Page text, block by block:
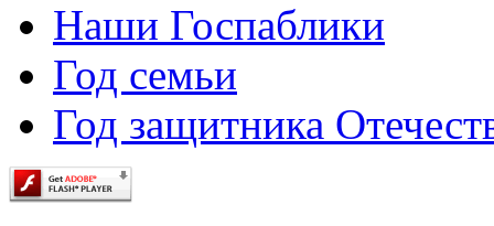
Наши Госпаблики
Год семьи
Год защитника